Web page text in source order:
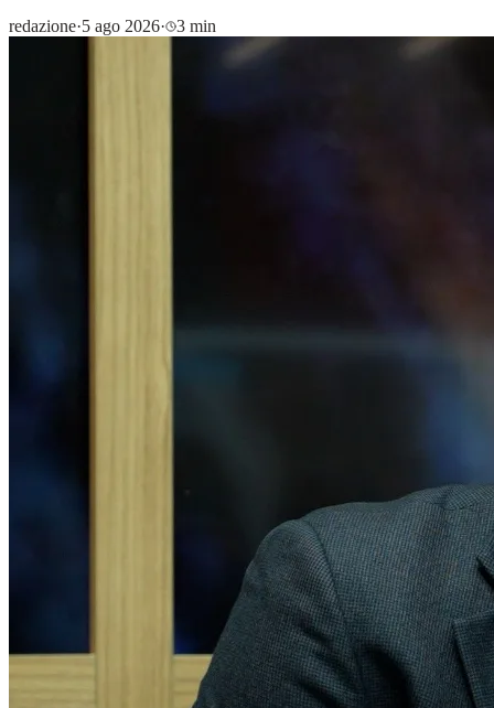
redazione·5 ago 2026· 3 min